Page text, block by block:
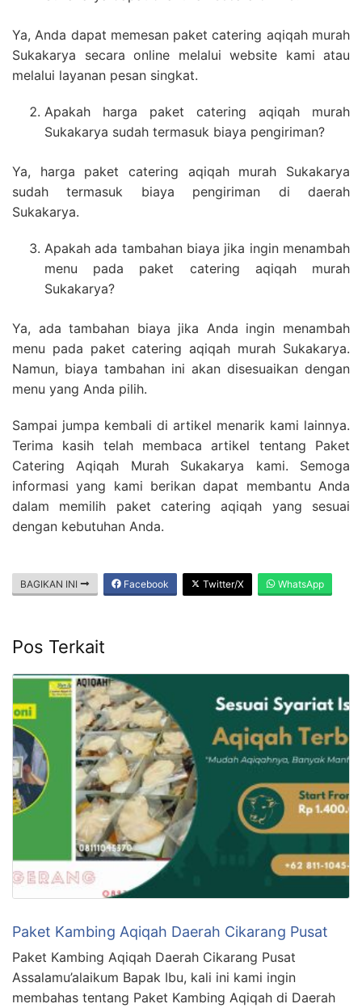
Ya, Anda dapat memesan paket catering aqiqah murah
Sukakarya secara online melalui website kami atau
melalui layanan pesan singkat.
Apakah harga paket catering aqiqah murah
Sukakarya sudah termasuk biaya pengiriman?
Ya, harga paket catering aqiqah murah Sukakarya
sudah termasuk biaya pengiriman di daerah
Sukakarya.
Apakah ada tambahan biaya jika ingin menambah
menu pada paket catering aqiqah murah
Sukakarya?
Ya, ada tambahan biaya jika Anda ingin menambah
menu pada paket catering aqiqah murah Sukakarya.
Namun, biaya tambahan ini akan disesuaikan dengan
menu yang Anda pilih.
Sampai jumpa kembali di artikel menarik kami lainnya.
Terima kasih telah membaca artikel tentang Paket
Catering Aqiqah Murah Sukakarya kami. Semoga
informasi yang kami berikan dapat membantu Anda
dalam memilih paket catering aqiqah yang sesuai
dengan kebutuhan Anda.
BAGIKAN INI Facebook Twitter/X WhatsApp
Pos Terkait
Paket Kambing Aqiqah Daerah Cikarang Pusat
Paket Kambing Aqiqah Daerah Cikarang Pusat
Assalamu’alaikum Bapak Ibu, kali ini kami ingin
membahas tentang Paket Kambing Aqiqah di Daerah